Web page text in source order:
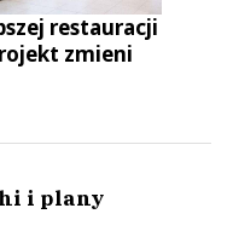
restauracji
zmieni
i plany